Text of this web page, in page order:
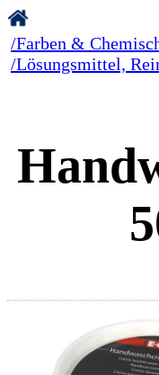
/Farben &
/Lösungsmittel,